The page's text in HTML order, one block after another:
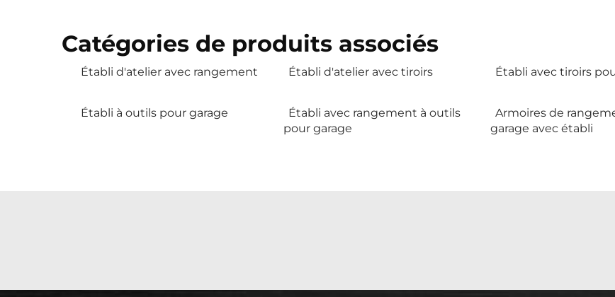
Catégories de produits associés
Établi d'atelier avec rangement Établi d'atelier avec tiroirs Établi avec tiroirs
Établi à outils pour garage
Établi avec rangement à outils
pour garage
Armoires de
garage avec établi